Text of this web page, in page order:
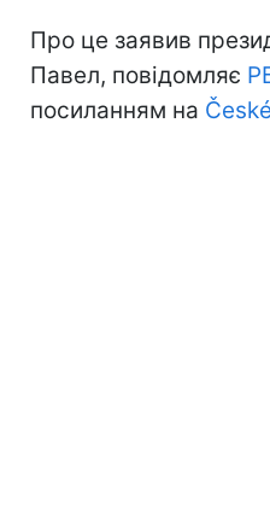
Про це заявив
Павел, повідомляє
посиланням на